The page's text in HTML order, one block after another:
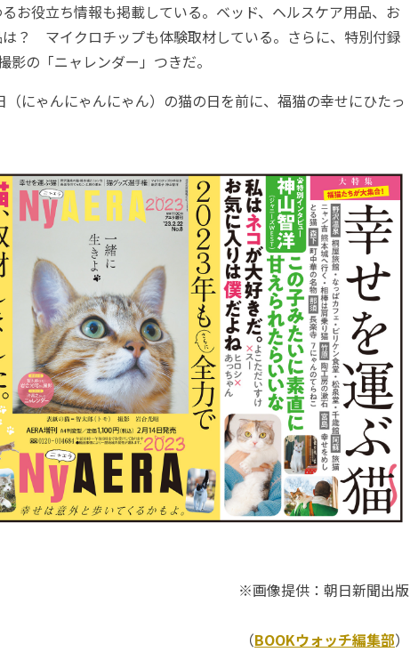
お役立ち情報も掲載している。ベッド、ヘルスケア用品、お
？ マイクロチップも体験取材している。さらに、特別付録
の「ニャレンダー」つきだ。
にゃんにゃんにゃん）の猫の日を前に、福猫の幸せにひたっ
※画像提供：朝日新聞出版
（BOOKウォッチ編集部）